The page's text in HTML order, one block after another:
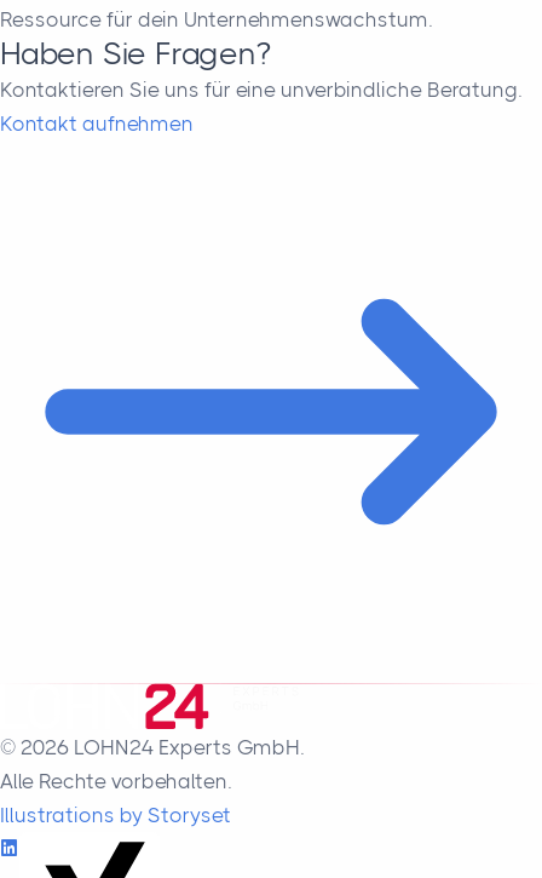
Ressource für dein Unternehmenswachstum.
Haben Sie Fragen?
Kontaktieren Sie uns für eine unverbindliche Beratung.
Kontakt aufnehmen
© 2026 LOHN24 Experts GmbH.
Alle Rechte vorbehalten.
Illustrations by Storyset